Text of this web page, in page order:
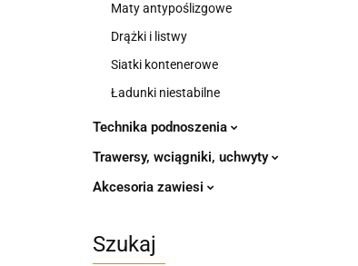
Maty antypoślizgowe
Drążki i listwy
Siatki kontenerowe
Ładunki niestabilne
Technika podnoszenia
Trawersy, wciągniki, uchwyty
Akcesoria zawiesi
Szukaj